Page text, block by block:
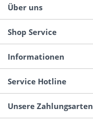
Über uns
Shop Service
Informationen
Service Hotline
Unsere Zahlungsarten